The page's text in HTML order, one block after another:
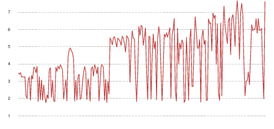
1
2
3
4
5
6
7